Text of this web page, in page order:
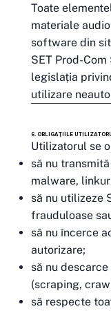
Toate
materiale
software din
SET Prod-
legislația
utilizare
6. OBLIGAȚIILE
Utilizatorul se
să nu
malware,
să nu utilizeze
frauduloase
să nu încerce
autorizare;
să nu
(scraping,
să respecte